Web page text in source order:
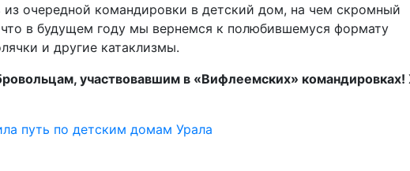
из очередной командировки в детский дом, на чем скромный
в будущем году мы вернемся к полюбившемуся формату
и другие катаклизмы.
участвовавшим в «Вифлеемских» командировках!
путь по детским домам Урала